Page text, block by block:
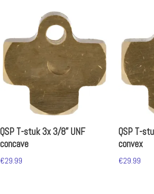
QSP T-stuk 3x 3/8” UNF
concave
€29.99
QSP T-
convex
€29.99